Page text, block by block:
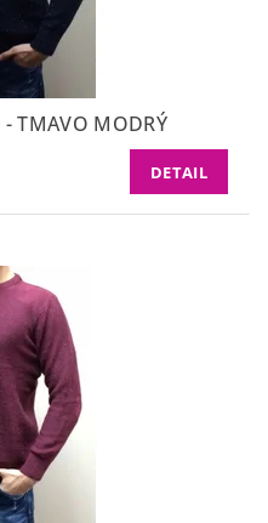
- TMAVO MODRÝ
DETAIL